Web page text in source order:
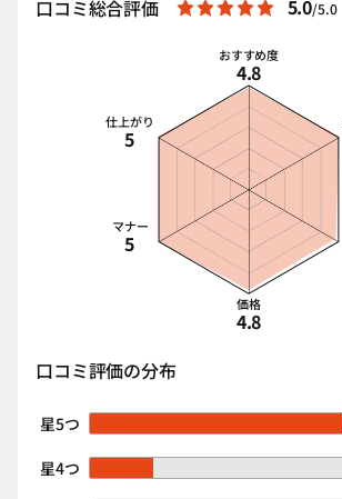
口コミ総合評価 5.0/5.0
おすすめ度
4.8
価格
4.8
マナー
5
仕上がり
5
口コミ評価の分布
星5つ
星4つ